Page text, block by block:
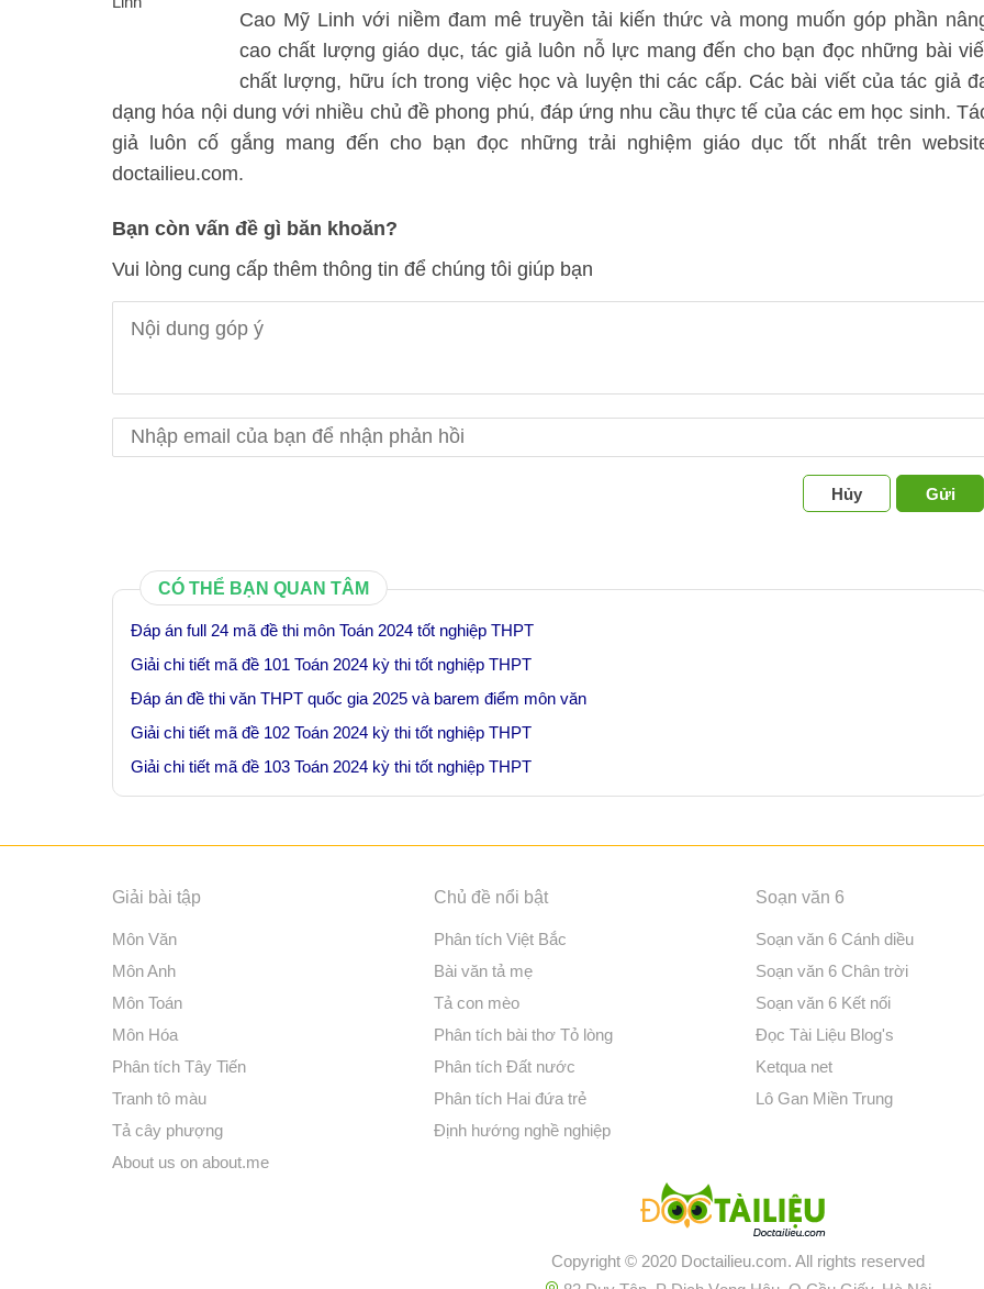
Cao Mỹ Linh với niềm đam mê truyền tải kiến thức và mong muốn góp phần
cao chất lượng giáo dục, tác giả luôn nỗ lực mang đến cho bạn đọc những bài
chất lượng, hữu ích trong việc học và luyện thi các cấp. Các bài viết của tác giả
dạng hóa nội dung với nhiều chủ đề phong phú, đáp ứng nhu cầu thực tế của các em học sinh.
giả luôn cố gắng mang đến cho bạn đọc những trải nghiệm giáo dục tốt nhất trên
doctailieu.com.
Bạn còn vấn đề gì băn khoăn?
Vui lòng cung cấp thêm thông tin để chúng tôi giúp bạn
Hủy Gửi
CÓ THỂ BẠN QUAN TÂM
Đáp án full 24 mã đề thi môn Toán 2024 tốt nghiệp THPT
Giải chi tiết mã đề 101 Toán 2024 kỳ thi tốt nghiệp THPT
Đáp án đề thi văn THPT quốc gia 2025 và barem điểm môn văn
Giải chi tiết mã đề 102 Toán 2024 kỳ thi tốt nghiệp THPT
Giải chi tiết mã đề 103 Toán 2024 kỳ thi tốt nghiệp THPT
Giải bài tập
Môn Văn
Môn Anh
Môn Toán
Môn Hóa
Phân tích Tây Tiến
Tranh tô màu
Tả cây phượng
About us on about.me
Chủ đề nổi bật
Phân tích Việt Bắc
Bài văn tả mẹ
Tả con mèo
Phân tích bài thơ Tỏ lòng
Phân tích Đất nước
Phân tích Hai đứa trẻ
Định hướng nghề nghiệp
Soạn văn 6
Soạn văn 6 Cánh diều
Soạn văn 6 Chân trời
Soạn văn 6 Kết nối
Đọc Tài Liệu Blog's
Ketqua net
Lô Gan Miền Trung
Copyright © 2020 Doctailieu.com. All rights reserved